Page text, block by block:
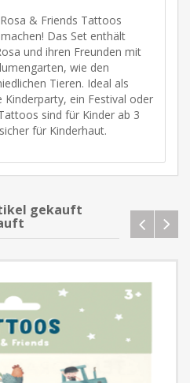
& Friends Tattoos
Das Set enthält
und ihren Freunden mit
wie den
Tieren. Ideal als
Kinderparty, ein Festival oder
sind für Kinder ab 3
für Kinderhaut.
gekauft